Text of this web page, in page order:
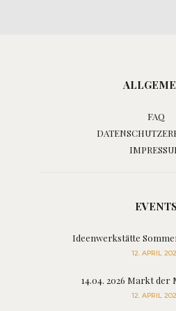
FAQ
Ideenwerkstätte
12. APRIL
14.04. 2026 Markt der
12. APRIL